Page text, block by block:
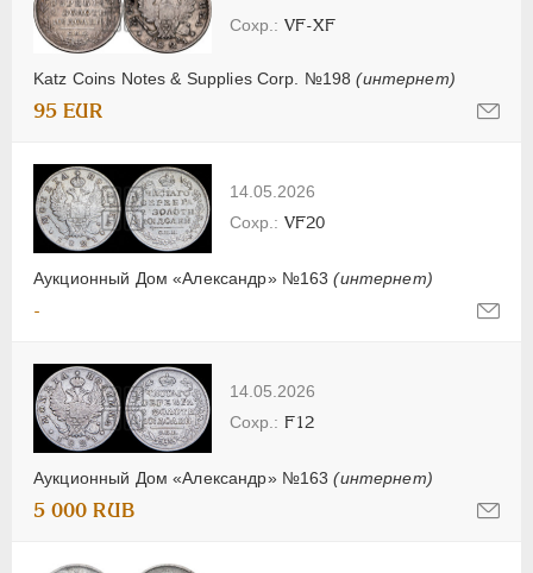
Katz Coins Notes & Supplies Corp. №198(интернет)
VF-XF
95 EUR
14.05.2026
Аукционный Дом «Александр» №163(интернет)
VF20
-
14.05.2026
Аукционный Дом «Александр» №163(интернет)
F12
5 000 RUB